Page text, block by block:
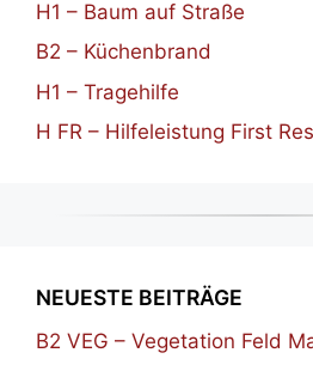
H1 – Baum auf Straße
B2 – Küchenbrand
H1 – Tragehilfe
H FR – Hilfeleistung First
NEUESTE BEITRÄGE
B2 VEG – Vegetation Feld